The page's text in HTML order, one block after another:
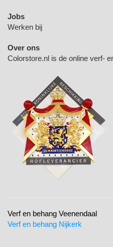
Jobs
Werken bij
Over ons
Colorstore.nl is de online verf-
Verf en behang Veenendaal
Verf en behang Nijkerk